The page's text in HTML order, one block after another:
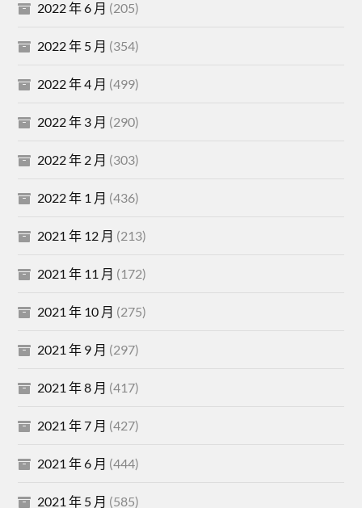
2022 年 6 月 (205)
2022 年 5 月 (354)
2022 年 4 月 (499)
2022 年 3 月 (290)
2022 年 2 月 (303)
2022 年 1 月 (436)
2021 年 12 月 (213)
2021 年 11 月 (172)
2021 年 10 月 (275)
2021 年 9 月 (297)
2021 年 8 月 (417)
2021 年 7 月 (427)
2021 年 6 月 (444)
2021 年 5 月 (585)